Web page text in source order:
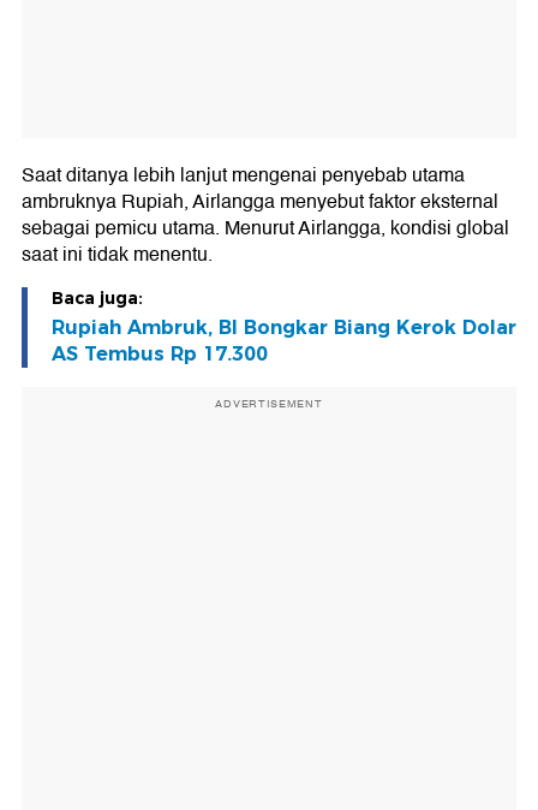
Saat ditanya lebih lanjut mengenai penyebab utama
ambruknya Rupiah, Airlangga menyebut faktor eksternal
sebagai pemicu utama. Menurut Airlangga, kondisi global
saat ini tidak menentu.
Baca juga:
Rupiah Ambruk, BI Bongkar Biang Kerok Dolar
AS Tembus Rp 17.300
ADVERTISEMENT